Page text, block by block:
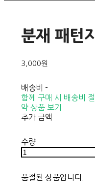
분재 패턴지
3,000원
배송비 -
함께 구매 시 배송비 절
약 상품 보기
추가 금액
수량
품절된 상품입니다.